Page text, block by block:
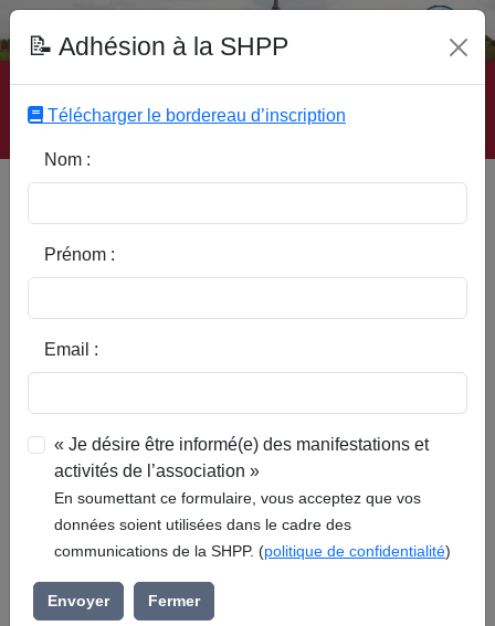
Accueil | Site SHPP | Auteurs | Editeurs | Rubriques |
Sous-Rubriques | Mots-Clefs | Contact
de l'institut de Genech
📝 Adhésion à la SHPP
Télécharger le bordereau d’inscription
Nom :
Prénom :
Email :
« Je désire être informé(e) des manifestations et
activités de l’association »
En soumettant ce formulaire, vous acceptez que vos
données soient utilisées dans le cadre des
communications de la SHPP. (politique de confidentialité)
Envoyer Fermer